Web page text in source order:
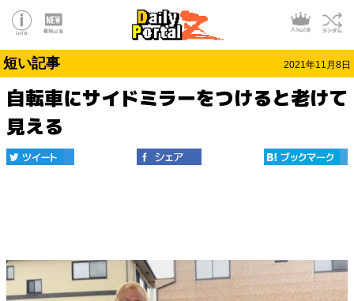
短い記事 2021年11月8日
自転車にサイドミラーをつけると老けて
見える